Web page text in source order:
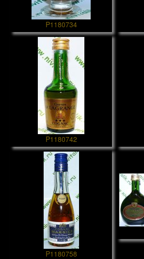
P1180734
P1180742
P1180758